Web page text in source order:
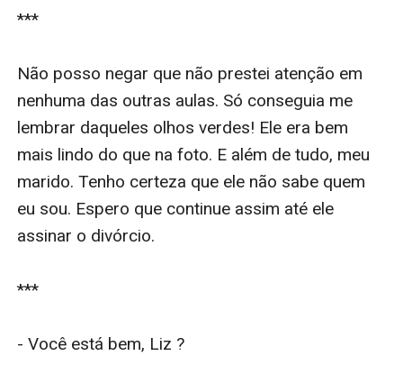
***
Não posso negar que não prestei atenção em
nenhuma das outras aulas. Só conseguia me
lembrar daqueles olhos verdes! Ele era bem
mais lindo do que na foto. E além de tudo, meu
marido. Tenho certeza que ele não sabe quem
eu sou. Espero que continue assim até ele
assinar o divórcio.
***
- Você está bem, Liz ?